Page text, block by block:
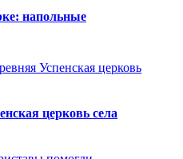
напольные
церковь села